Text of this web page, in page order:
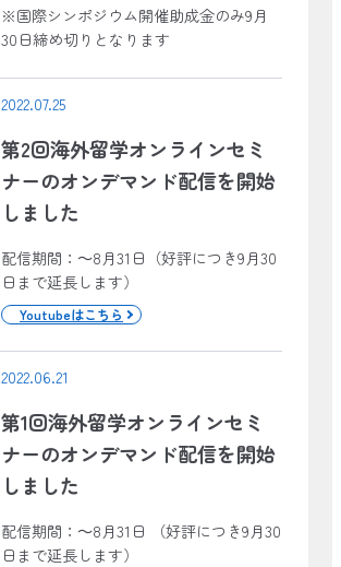
※国際シンポジウム開催助成金のみ9月
30日締め切りとなります
2022.07.25
第2回海外留学オンラインセミ
ナーのオンデマンド配信を開始
しました
配信期間：～8月31日（好評につき9月30
日まで延長します）
Youtubeはこちら
2022.06.21
第1回海外留学オンラインセミ
ナーのオンデマンド配信を開始
しました
配信期間：～8月31日 （好評につき9月30
日まで延長します）